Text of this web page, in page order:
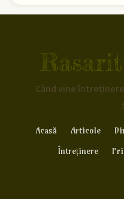
Când vine
Acasă Articole
Întreținere